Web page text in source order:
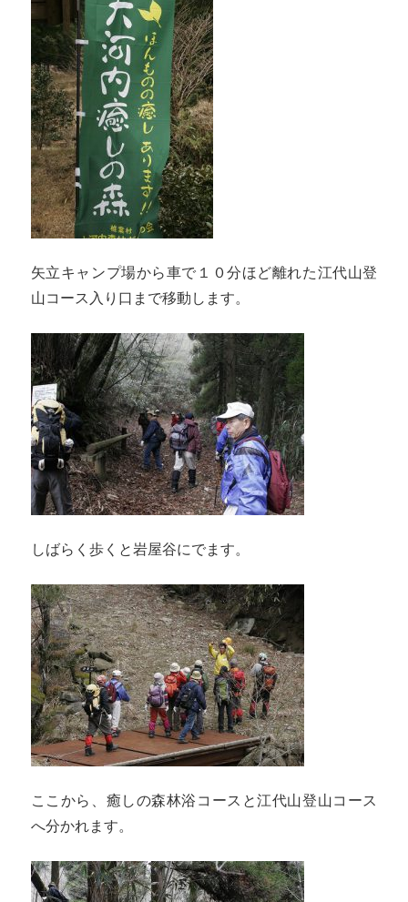
矢立キャンプ場から車で１０分ほど離れた江代山登
山コース入り口まで移動します。
しばらく歩くと岩屋谷にでます。
ここから、癒しの森林浴コースと江代山登山コース
へ分かれます。